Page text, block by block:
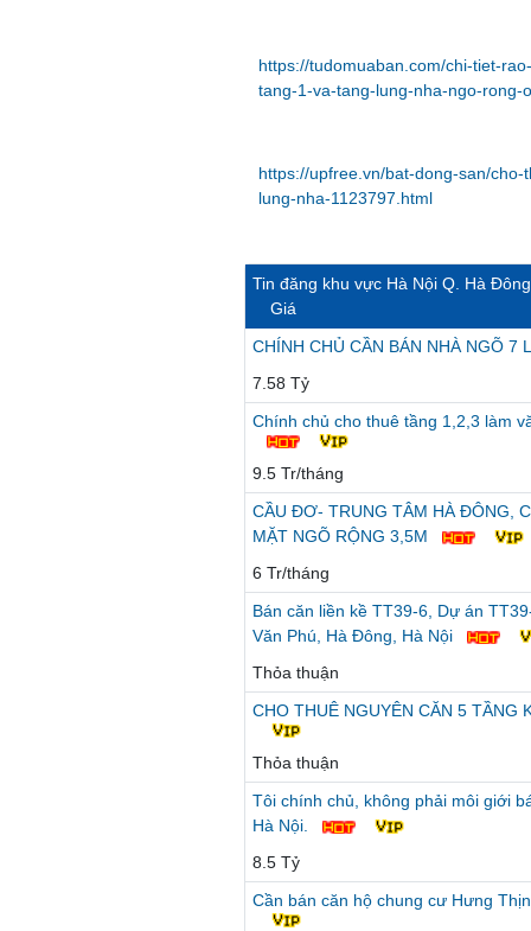
https://tudomuaban.com/chi-tiet-
tang-1-va-tang-lung-nha-ngo-rong-
https://upfree.vn/bat-dong-san/
lung-nha-1123797.html
Tin đăng khu vực Hà Nội Q. Hà Đông
Giá
CHÍNH CHỦ CẦN BÁN NHÀ NGÕ 7
7.58 Tỷ
Chính chủ cho thuê tầng 1,2,3 làm
9.5 Tr/tháng
CẦU ĐƠ- TRUNG TÂM HÀ ĐÔNG,
MẶT NGÕ RỘNG 3,5M
6 Tr/tháng
Bán căn liền kề TT39-6, Dự án
Văn Phú, Hà Đông, Hà Nội
Thỏa thuận
CHO THUÊ NGUYÊN CĂN 5 TẦNG
Thỏa thuận
Tôi chính chủ, không phải môi giới
Hà Nội.
8.5 Tỷ
Cần bán căn hộ chung cư Hưng